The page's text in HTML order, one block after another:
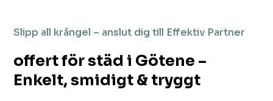
Slipp all krångel – anslut dig till Effektiv Partner
offert för städ i Götene –
Enkelt, smidigt & tryggt